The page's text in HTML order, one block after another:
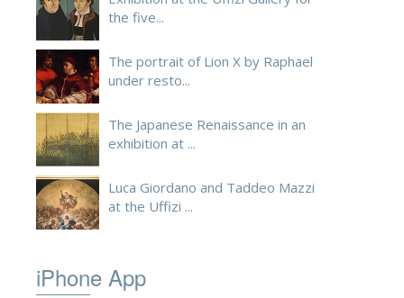
the five...
The portrait of Lion X by Raphael
under resto...
The Japanese Renaissance in an
exhibition at ...
Luca Giordano and Taddeo Mazzi
at the Uffizi ...
iPhone App